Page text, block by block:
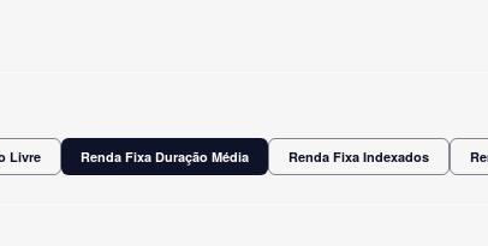
Livre Renda Fixa Duração Média Renda Fixa Indexados